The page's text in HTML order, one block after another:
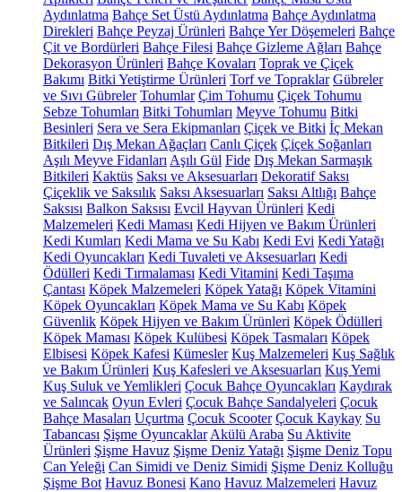
Aydınlatma Bahçe Set Üstü Aydınlatma Bahçe Aydınlatma
Direkleri Bahçe Peyzaj Ürünleri Bahçe Yer Döşemeleri Bahçe
Çit ve Bordürleri Bahçe Filesi Bahçe Gizleme Ağları Bahçe
Dekorasyon Ürünleri Bahçe Kovaları Toprak ve Çiçek
Bakımı Bitki Yetiştirme Ürünleri Torf ve Topraklar Gübreler
ve Sıvı Gübreler Tohumlar Çim Tohumu Çiçek Tohumu
Sebze Tohumları Bitki Tohumları Meyve Tohumu Bitki
Besinleri Sera ve Sera Ekipmanları Çiçek ve Bitki İç Mekan
Bitkileri Dış Mekan Ağaçları Canlı Çiçek Çiçek Soğanları
Aşılı Meyve Fidanları Aşılı Gül Fide Dış Mekan Sarmaşık
Bitkileri Kaktüs Saksı ve Aksesuarları Dekoratif Saksı
Çiçeklik ve Saksılık Saksı Aksesuarları Saksı Altlığı Bahçe
Saksısı Balkon Saksısı Evcil Hayvan Ürünleri Kedi
Malzemeleri Kedi Maması Kedi Hijyen ve Bakım Ürünleri
Kedi Kumları Kedi Mama ve Su Kabı Kedi Evi Kedi Yatağı
Kedi Oyuncakları Kedi Tuvaleti ve Aksesuarları Kedi
Ödülleri Kedi Tırmalaması Kedi Vitamini Kedi Taşıma
Çantası Köpek Malzemeleri Köpek Yatağı Köpek Vitamini
Köpek Oyuncakları Köpek Mama ve Su Kabı Köpek
Güvenlik Köpek Hijyen ve Bakım Ürünleri Köpek Ödülleri
Köpek Maması Köpek Kulübesi Köpek Tasmaları Köpek
Elbisesi Köpek Kafesi Kümesler Kuş Malzemeleri Kuş Sağlık
ve Bakım Ürünleri Kuş Kafesleri ve Aksesuarları Kuş Yemi
Kuş Suluk ve Yemlikleri Çocuk Bahçe Oyuncakları Kaydırak
ve Salıncak Oyun Evleri Çocuk Bahçe Sandalyeleri Çocuk
Bahçe Masaları Uçurtma Çocuk Scooter Çocuk Kaykay Su
Tabancası Şişme Oyuncaklar Akülü Araba Su Aktivite
Ürünleri Şişme Havuz Şişme Deniz Yatağı Şişme Deniz Topu
Can Yeleği Can Simidi ve Deniz Simidi Şişme Deniz Kolluğu
Şişme Bot Havuz Bonesi Kano Havuz Malzemeleri Havuz